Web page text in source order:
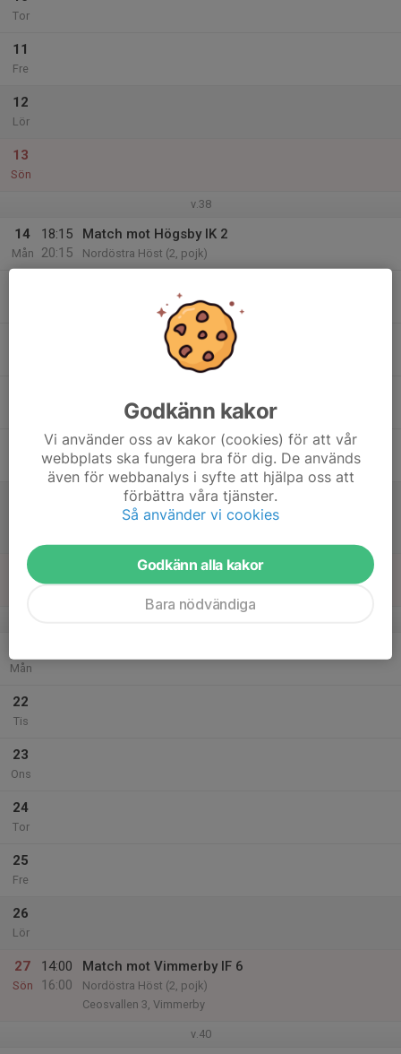
Tor
11
Fre
12
Lör
13
Sön
v.38
14
Mån
18:15
20:15
Match mot Högsby IK 2
Nordöstra Höst (2, pojk)
Match mot Södra Vi IF
Nordöstra Höst (2, pojk)
20
Mån
22
Tis
23
Ons
24
Tor
25
Fre
26
Lör
27
Sön
14:00
16:00
Match mot Vimmerby IF 6
Nordöstra Höst (2, pojk)
Ceosvallen 3, Vimmerby
v.40
Godkänn kakor
Vi använder oss av kakor (cookies) för att vår
webbplats ska fungera bra för dig. De används
även för webbanalys i syfte att hjälpa oss att
förbättra våra tjänster.
Så använder vi cookies
Godkänn alla kakor
Bara nödvändiga